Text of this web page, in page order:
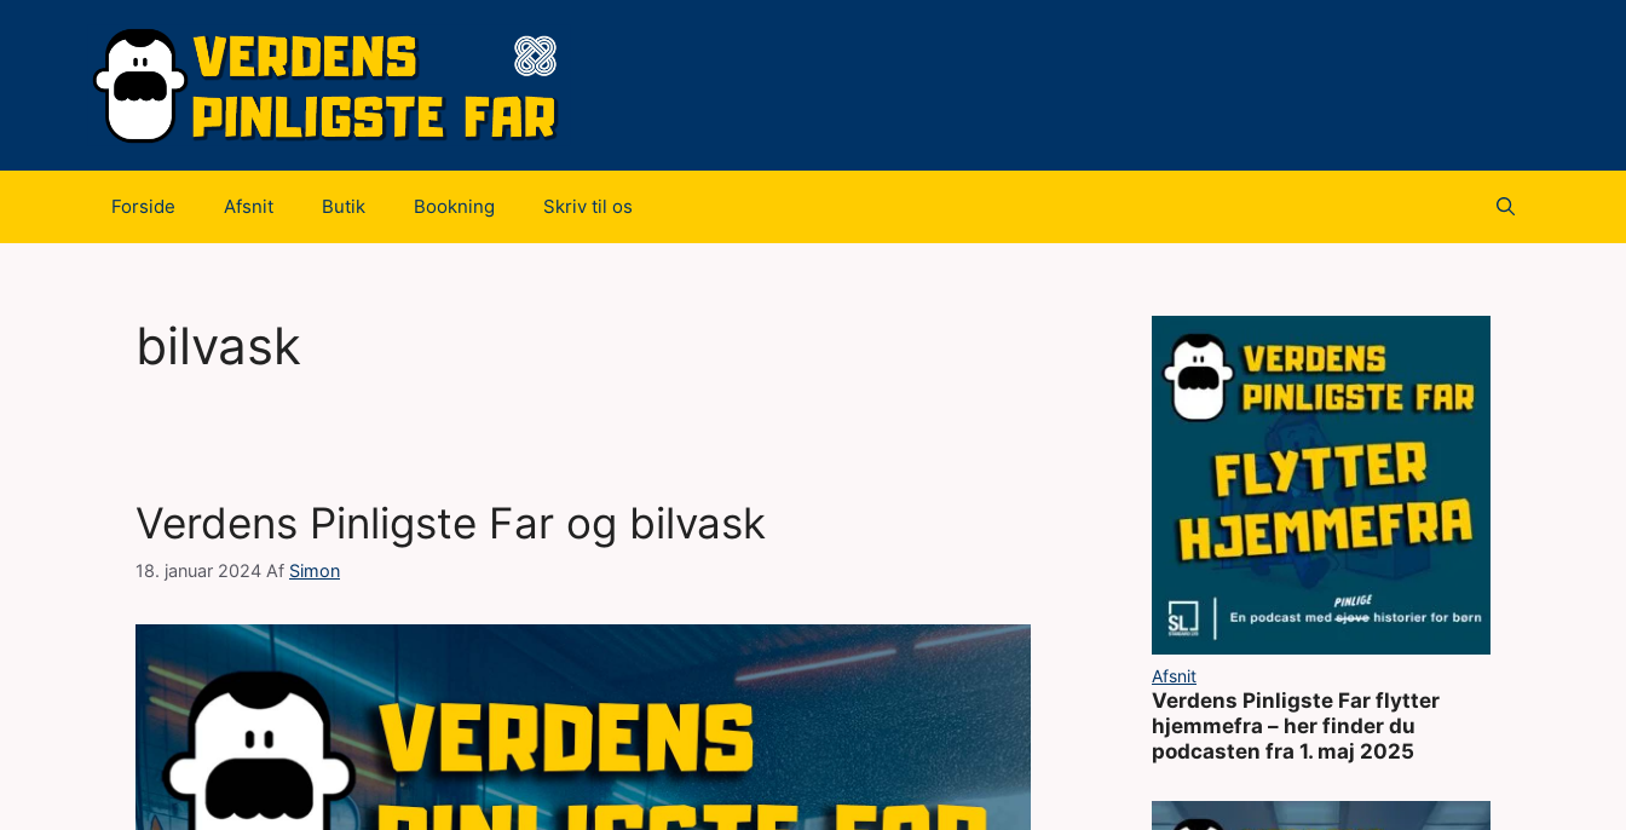
Forside Afsnit Butik Bookning Skriv til os
bilvask
Verdens Pinligste Far og bilvask
18. januar 2024 Af Simon
Afsnit
Verdens Pinligste Far flytter
hjemmefra – her finder du
podcasten fra 1. maj 2025